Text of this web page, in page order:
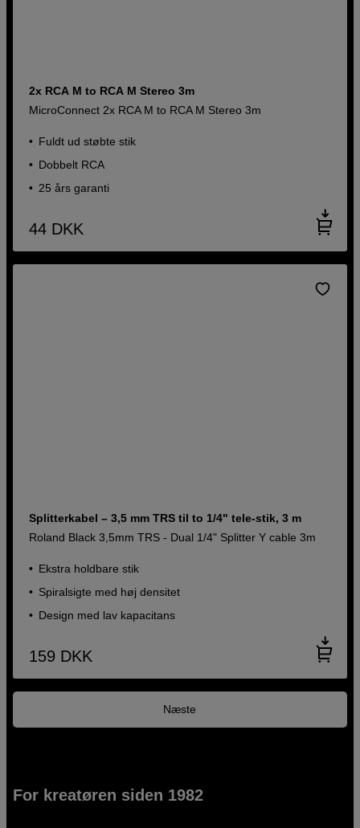
2x RCA M to RCA M Stereo 3m
MicroConnect 2x RCA M to RCA M Stereo 3m
Fuldt ud støbte stik
Dobbelt RCA
25 års garanti
44 DKK
Splitterkabel – 3,5 mm TRS til to 1/4" tele-stik, 3 m
Roland Black 3,5mm TRS - Dual 1/4" Splitter Y cable 3m
Ekstra holdbare stik
Spiralsigte med høj densitet
Design med lav kapacitans
159 DKK
Næste
For kreatøren siden 1982